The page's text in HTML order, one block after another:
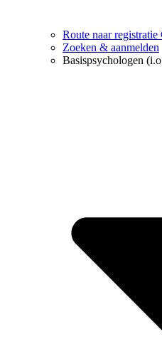
Route naar
Zoeken & aanmelden
Basispsychologen